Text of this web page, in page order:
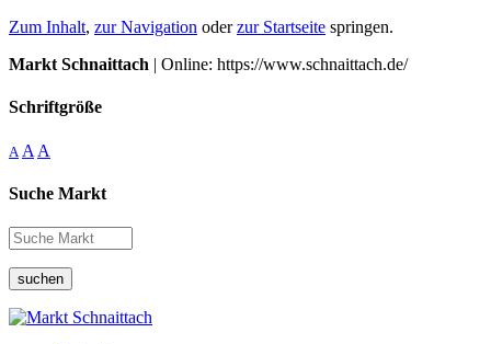
Zum Inhalt, zur Navigation oderzur Startseite springen.
Markt Schnaittach | Online: https://www.schnaittach.de/
Schriftgröße
A A A
Suche Markt
suchen